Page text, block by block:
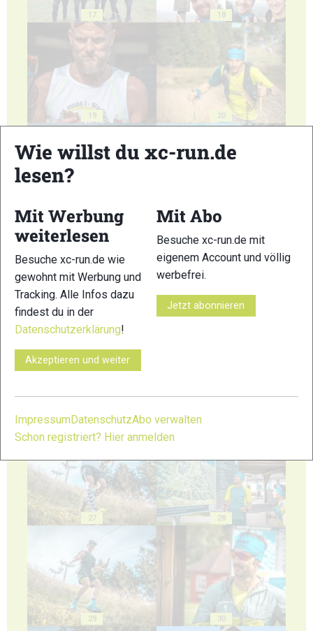
17 18
19 20
21 22
23 24
25
27 28
29 30
Wie willst du xc-run.de
lesen?
Mit Werbung
weiterlesen
Besuche xc-run.de wie
gewohnt mit Werbung und
Tracking. Alle Infos dazu
findest du in der
Datenschutzerklärung!
Akzeptieren und weiter
Mit Abo
Besuche xc-run.de mit
eigenem Account und völlig
werbefrei.
Jetzt abonnieren
ImpressumDatenschutzAbo verwalten
Schon registriert? Hier anmelden